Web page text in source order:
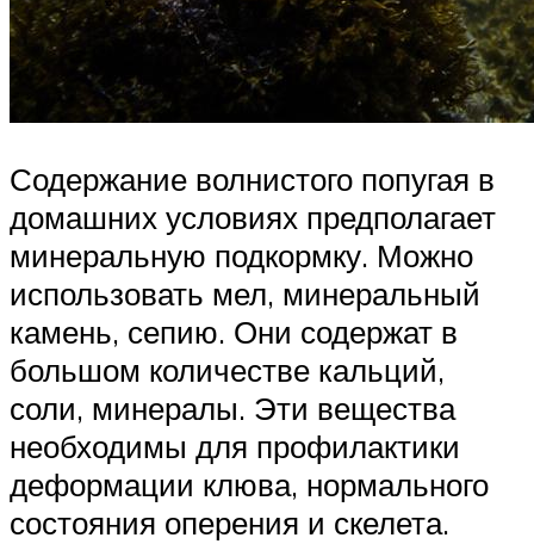
Содержание волнистого попугая в
домашних условиях предполагает
минеральную подкормку. Можно
использовать мел, минеральный
камень, сепию. Они содержат в
большом количестве кальций,
соли, минералы. Эти вещества
необходимы для профилактики
деформации клюва, нормального
состояния оперения и скелета.